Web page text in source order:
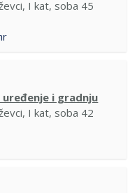
I kat, soba 45
i gradnju
I kat, soba 42